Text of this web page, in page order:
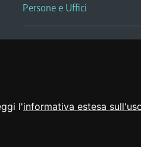
l'informativa estesa
Persone e Uffici
Sala Tiziano Tessitori
Realizzato da